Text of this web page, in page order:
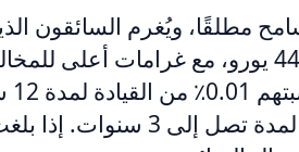
مطلقًا، ويُغرم السائقون
للكشف في أجسامهم بنحو 443 يورو، مع